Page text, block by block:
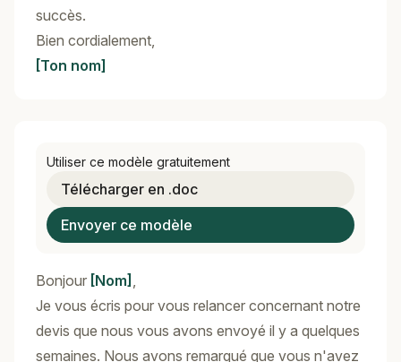
succès.
Bien cordialement,
[Ton nom]
Utiliser ce modèle gratuitement
Télécharger en .doc
Envoyer ce modèle
Bonjour [Nom] ,
Je vous écris pour vous relancer concernant notre
devis que nous vous avons envoyé il y a quelques
semaines. Nous avons remarqué que vous n'avez